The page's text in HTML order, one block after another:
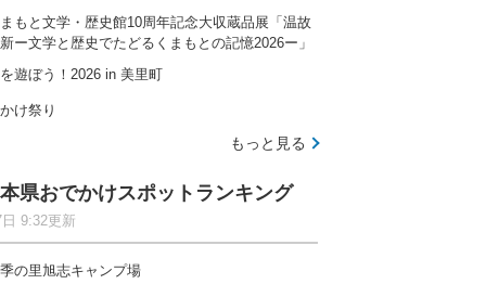
もと文学・歴史館10周年記念大収蔵品展「温故
ー文学と歴史でたどるくまもとの記憶2026ー」
遊ぼう！2026 in 美里町
け祭り
もっと見る
県おでかけスポットランキング
9:32更新
の里旭志キャンプ場